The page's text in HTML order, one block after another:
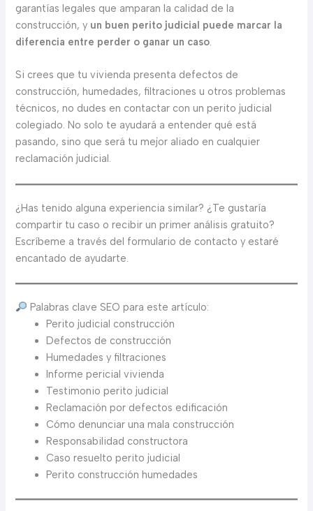
garantías legales que amparan la calidad de la
construcción, y un buen perito judicial puede marcar la
diferencia entre perder o ganar un caso.
Si crees que tu vivienda presenta defectos de
construcción, humedades, filtraciones u otros problemas
técnicos, no dudes en contactar con un perito judicial
colegiado. No solo te ayudará a entender qué está
pasando, sino que será tu mejor aliado en cualquier
reclamación judicial.
¿Has tenido alguna experiencia similar? ¿Te gustaría
compartir tu caso o recibir un primer análisis gratuito?
Escríbeme a través del formulario de contacto y estaré
encantado de ayudarte.
Palabras clave SEO para este artículo:
Perito judicial construcción
Defectos de construcción
Humedades y filtraciones
Informe pericial vivienda
Testimonio perito judicial
Reclamación por defectos edificación
Cómo denunciar una mala construcción
Responsabilidad constructora
Caso resuelto perito judicial
Perito construcción humedades